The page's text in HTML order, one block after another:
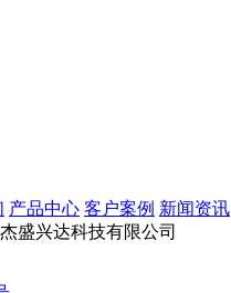
产品中心 客户案例 新闻资讯
盛兴达科技有限公司